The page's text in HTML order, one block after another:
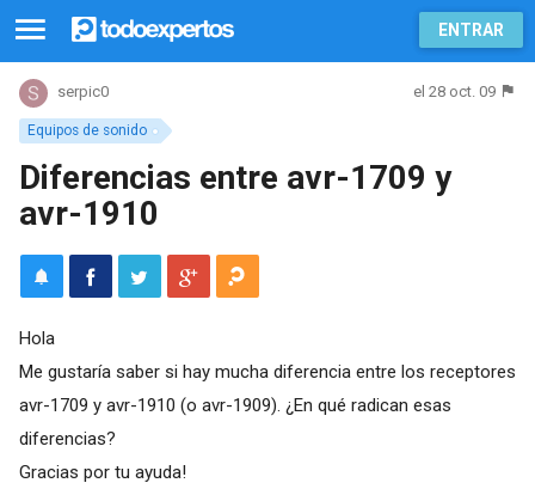
ENTRAR
Equipos de sonido
serpic0 el 28 oct. 09
Diferencias entre avr-1709 y
avr-1910
Hola
Me gustaría saber si hay mucha diferencia entre los receptores
avr-1709 y avr-1910 (o avr-1909). ¿En qué radican esas
diferencias?
Gracias por tu ayuda!